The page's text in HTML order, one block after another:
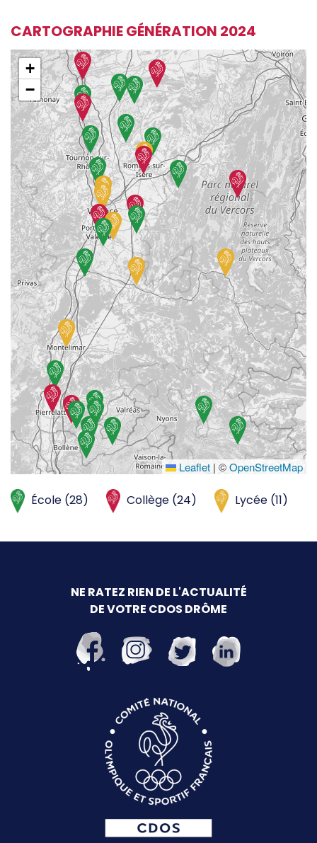
CARTOGRAPHIE GÉNÉRATION 2024
+
−
Leaflet | ©OpenStreetMap
École (28) Collège (24) Lycée (11)
NE RATEZ RIEN DE L'ACTUALITÉ
DE VOTRE CDOS DRÔME